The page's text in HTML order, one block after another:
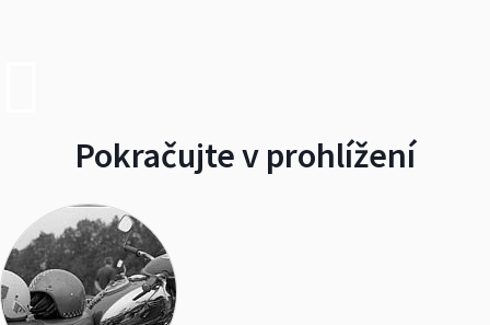
Pokračujte v prohlížení